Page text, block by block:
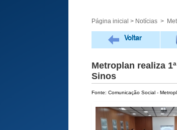
Página inicial > Notícias >
Voltar
Metroplan realiza
Sinos
Fonte: Comunicação Social -